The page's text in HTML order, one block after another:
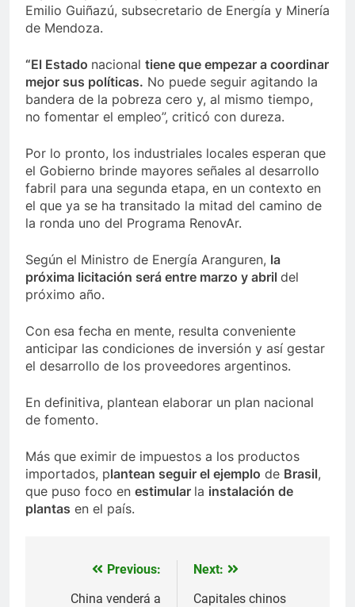
Emilio Guiñazú, subsecretario de Energía y Minería
de Mendoza.
“El Estado nacional tiene que empezar a coordinar
mejor sus políticas. No puede seguir agitando la
bandera de la pobreza cero y, al mismo tiempo,
no fomentar el empleo”, criticó con dureza.
Por lo pronto, los industriales locales esperan que
el Gobierno brinde mayores señales al desarrollo
fabril para una segunda etapa, en un contexto en
el que ya se ha transitado la mitad del camino de
la ronda uno del Programa RenovAr.
Según el Ministro de Energía Aranguren, la
próxima licitación será entre marzo y abril del
próximo año.
Con esa fecha en mente, resulta conveniente
anticipar las condiciones de inversión y así gestar
el desarrollo de los proveedores argentinos.
En definitiva, plantean elaborar un plan nacional
de fomento.
Más que eximir de impuestos a los productos
importados, plantean seguir el ejemplo de Brasil,
que puso foco en estimular la instalación de
plantas en el país.
Navegación
Previous:
China venderá a
Next:
Capitales chinos